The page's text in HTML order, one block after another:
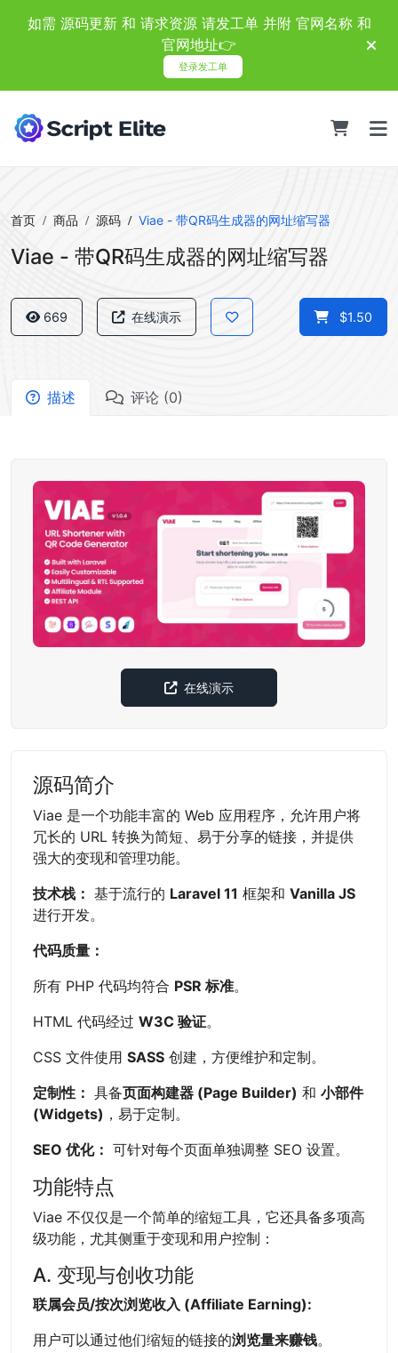
如需 源码更新 和 请求资源 请发工单 并附 官网名称 和
官网地址👉
登录发工单
首页 商品 源码 Viae - 带QR码生成器的网址缩写器
Viae - 带QR码生成器的网址缩写器
669 在线演示 $1.50
描述 评论 (0)
在线演示
源码简介
Viae 是一个功能丰富的 Web 应用程序，允许用户将
冗长的 URL 转换为简短、易于分享的链接，并提供
强大的变现和管理功能。
技术栈： 基于流行的 Laravel 11 框架和 Vanilla JS
进行开发。
代码质量：
所有 PHP 代码均符合 PSR 标准。
HTML 代码经过 W3C 验证。
CSS 文件使用 SASS 创建，方便维护和定制。
定制性： 具备页面构建器 (Page Builder) 和 小部件
(Widgets) ，易于定制。
SEO 优化： 可针对每个页面单独调整 SEO 设置。
功能特点
Viae 不仅仅是一个简单的缩短工具，它还具备多项高
级功能，尤其侧重于变现和用户控制：
A. 变现与创收功能
联属会员/按次浏览收入 (Affiliate Earning):
用户可以通过他们缩短的链接的浏览量来赚钱。